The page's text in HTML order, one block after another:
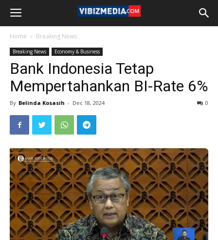
Home Breaking News
Breaking News Economy & Business
Bank Indonesia Tetap
Mempertahankan BI-Rate 6%
By Belinda Kosasih - Dec 18, 2024 0